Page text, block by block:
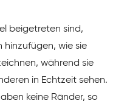
beigetreten sind,
hinzufügen, wie sie
während sie
in Echtzeit sehen.
keine Ränder, so